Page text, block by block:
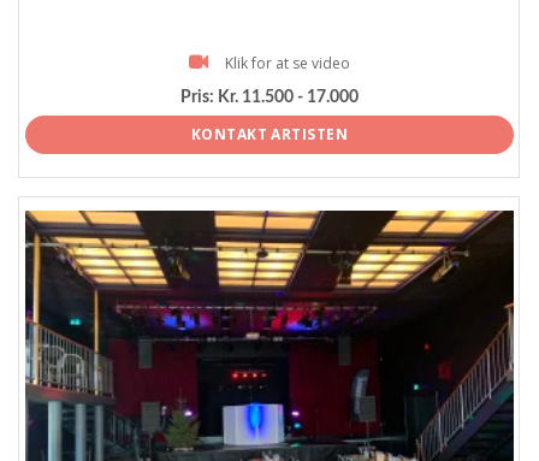
Klik for at se video
Pris: Kr. 11.500 - 17.000
KONTAKT ARTISTEN